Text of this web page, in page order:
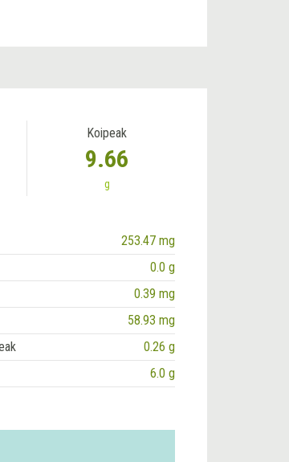
Koipeak
9.66
g
253.47 mg
0.0 g
0.39 mg
58.93 mg
0.26 g
6.0 g